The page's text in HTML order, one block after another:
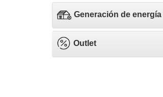
Generación de energía
Outlet